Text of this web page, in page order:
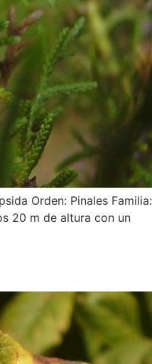
Orden: Pinales Familia:
20 m de altura con un